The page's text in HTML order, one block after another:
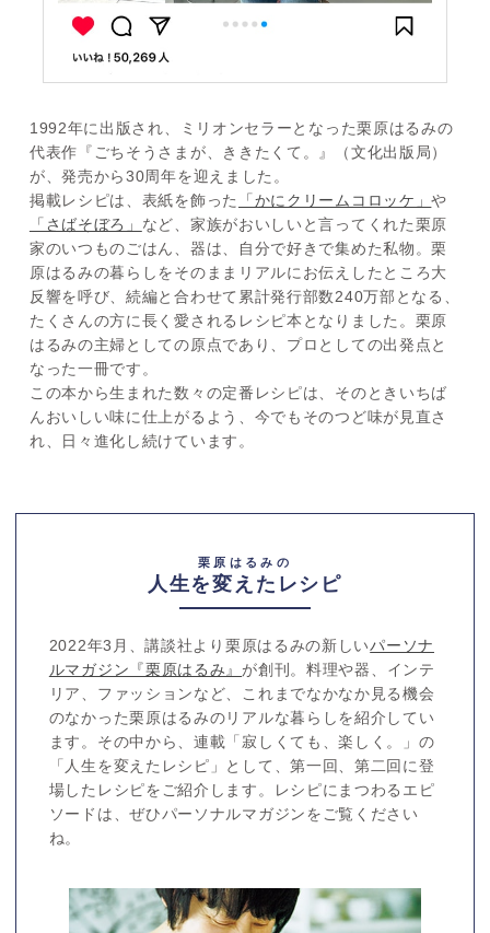
1992年に出版され、ミリオンセラーとなった栗原はるみの
代表作『ごちそうさまが、ききたくて。』（文化出版局）
が、発売から30周年を迎えました。
掲載レシピは、表紙を飾った
「かにクリームコロッケ」や
「さばそぼろ」 など、家族がおいしいと言ってくれた栗原
家のいつものごはん、器は、自分で好きで集めた私物。栗
原はるみの暮らしをそのままリアルにお伝えしたところ大
反響を呼び、続編と合わせて累計発行部数240万部となる、
たくさんの方に長く愛されるレシピ本となりました。栗原
はるみの主婦としての原点であり、プロとしての出発点と
なった一冊です。
この本から生まれた数々の定番レシピは、そのときいちば
んおいしい味に仕上がるよう、今でもそのつど味が見直さ
れ、日々進化し続けています。
栗原はるみの
人生を変えたレシピ
2022年3月、講談社より栗原はるみの新しいパーソナ
ルマガジン『栗原はるみ』 が創刊。料理や器、インテ
リア、ファッションなど、これまでなかなか見る機会
のなかった栗原はるみのリアルな暮らしを紹介してい
ます。その中から、連載「寂しくても、楽しく。」の
「人生を変えたレシピ」として、第一回、第二回に登
場したレシピをご紹介します。レシピにまつわるエピ
ソードは、ぜひパーソナルマガジンをご覧ください
ね。